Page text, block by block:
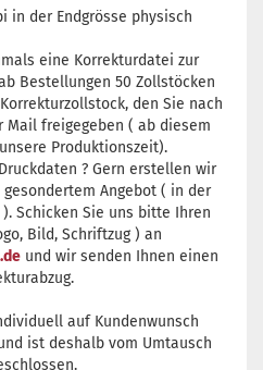
in der Endgrösse physisch
eine Korrekturdatei zur
Bestellungen 50 Zollstöcken
den Sie nach
freigegeben ( ab diesem
Produktionszeit).
? Gern erstellen wir
Angebot ( in der
). Schicken Sie uns bitte Ihren
Bild, Schriftzug ) an
und wir senden Ihnen einen
auf Kundenwunsch
ist deshalb vom Umtausch